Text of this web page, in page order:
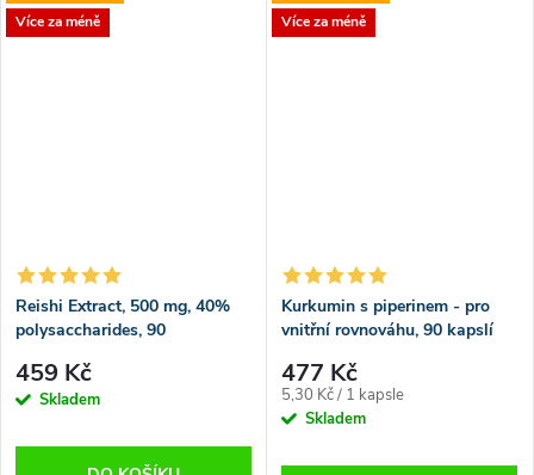
Více za méně
Reishi Extract, 500 mg, 40%
polysaccharides, 90
459 Kč
Skladem
Více za méně
Kurkumin s piperinem - pro
vnitřní rovnováhu, 90 kapslí
477 Kč
Měrná
cena:
5,30 Kč / 1 kapsle
Skladem